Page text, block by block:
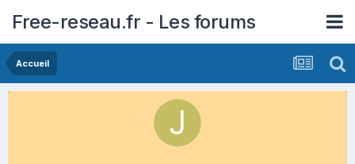
Free-reseau.fr - Les forums
Accueil